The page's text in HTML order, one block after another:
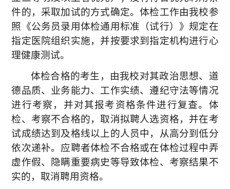
件的，采取加试的方式确定。体检工作由我校参
照《公务员录用体检通用标准（试行）》规定在
指定医院组织实施，并按要求到指定机构进行心
理健康测试。
体检合格的考生，由我校对其政治思想、道
德品质、业务能力、工作实绩、遵纪守法等情况
进行考察，并对其报考资格条件进行复查。体
检、考察不合格的，取消拟聘人选资格，并在考
试成绩达到及格线以上的人员中，从高分到低分
依次递补。应聘者体检不合格或在体检过程中弄
虚作假、隐瞒重要病史等导致体检、考察结果不
实的，取消聘用资格。